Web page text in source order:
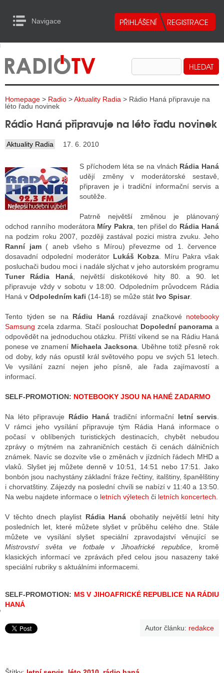
Navigace
RADIA
TELEVIZE
INTERNET
TISK
RÁDIÍ
RÁDIÍ
TELEVIZE
TELEVIZÍ
VYSÍLAČE
INTERNET
RÁDIA
STRÁNKY RÁDIÍ
TISK
STÁT BLOGEREM
BLOGERA
STARŠÍCH DISKUZÍ
to Content
Homepage > Radio >Aktuality Radia > Rádio Haná připravuje na
léto řadu novinek
Rádio Haná připravuje na léto řadu novinek
Aktuality Radia 17. 6. 2010
S příchodem léta se na vlnách Rádia Haná
udějí změny v moderátorské sestavě,
připraven je i tradiční informační servis a
soutěže.
Patrně největší změnou je plánovaný
odchod ranního moderátora Míry Pakra , ten přišel do Rádia Haná
na podzim roku 2007, později zastával pozici mistra zvuku. Jeho
Ranní jam( aneb všeho s Mírou) převezme od 1. července
dosavadní odpolední moderátor Lukáš Kobza . Míru Pakra však
posluchači budou moci i nadále slýchat v jeho autorském programu
Tuner Rádia Haná, největší diskotékové hity 80. a 90. let
připravuje vždy v sobotu v 18:00. Odpoledním průvodcem Rádia
Haná v Odpoledním kafi (14-18) se může stát Ivo Spisar.
Tento týden se na Rádiu Hanározdávají značkové notebooky
Samsung zcela zdarma. Stačí poslouchat Dopolední panorama a
odpovědět na jednoduchou otázku. Příští víkend se na Rádiu Haná
ponese ve znamení Michaela Jacksona . Uběhne totiž přesně rok
od doby, kdy nás opustil král světového popu ve svých 51 letech.
Ve vysílání zazní nejen jeho písně, ale řada zajímavostí a
informací.
SELF-PROMOTION: NOTEBOOKY JSOU NA HANÉ ZADARMO
Na léto připravuje Rádio Haná tradiční informační letní servis
V rámci jeho vysílání připravuje tým Rádia Haná informace o
počasí v oblíbených turistických destinacích, chybět nebudou
zprávy o mýtném na zahraničních cestách či cenách dálničních
známek. Navíc se dozvíte vše o změnách v jízdních řádech MHD a
vlaků. Slyšet jej můžete denně v 10:51, 14:51 nebo 17:51. Jako
bonbón jsou nachystány základní fráze řečtiny, italštiny, španělštiny
i chorvatštiny. Zájezdy na poslední chvíli se nabízí v 11:40 a 13:50.
Na webu najdete informace o letních výletech či letních koncertech
V těchto dnech playlist Rádia Haná obohatily největší letní hity
posledních let, které můžete slyšet v průběhu celého dne. Stále
můžete ve vysílání slyšet speciální zpravodajství věnující se
Mistrovství světa ve fotbale v Jihoafrické republice , kromě
klasických informací ve zprávách před celou jsou nasazeny také
speciální rubriky s aktuálními informacemi.
SELF-PROMOTION: MS V JIHOAFRICKÉ REPUBLICE NA RÁDIU
HANÁ
Autor článku: redakce